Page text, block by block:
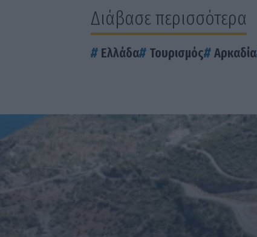
Διάβασε περισσότερα
Ελλάδα Τουρισμός Αρκαδία